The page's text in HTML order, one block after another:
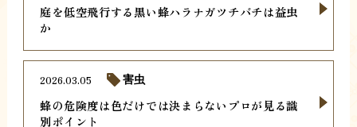
庭を低空飛行する黒い蜂ハラナガツチバチは益虫
か
蜂の危険度は色だけでは決まらないプロが見る識
別ポイント
2026.03.05 害虫